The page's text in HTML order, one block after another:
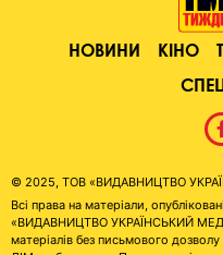
НОВИНИ КІНО
© 2025, ТОВ «ВИДАВНИЦТВО
Всі права на матеріали,
«ВИДАВНИЦТВО УКРАЇНСЬКИЙ
матеріалів без письмового